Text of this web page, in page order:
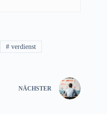
# verdienst
NÄCHSTER